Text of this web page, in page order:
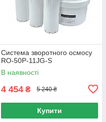
Система зворотного осмосу
RO-50P-11JG-S
В наявності
4 454 ₴ 5 240 ₴
Купити